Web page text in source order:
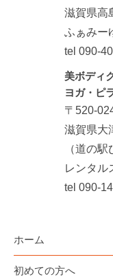
滋賀県高
ふぁみー
tel 090-
美ボディ
ヨガ・ピ
〒520-
滋賀県大
（道の
レンタル
tel 090-
ホーム
初めての方へ